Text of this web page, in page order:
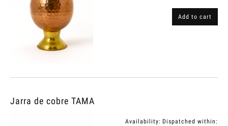
Add to cart
Jarra de cobre TAMA
Availability: Dispatched within: